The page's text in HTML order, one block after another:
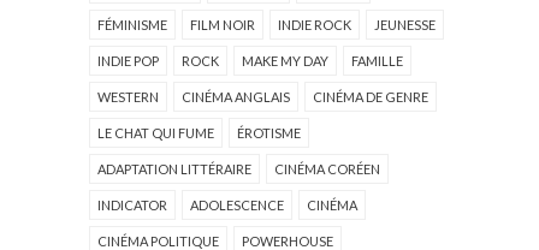
FÉMINISME FILM NOIR INDIE ROCK JEUNESSE
INDIE POP ROCK MAKE MY DAY FAMILLE
WESTERN CINÉMA ANGLAIS CINÉMA DE GENRE
LE CHAT QUI FUME ÉROTISME
ADAPTATION LITTÉRAIRE CINÉMA CORÉEN
INDICATOR ADOLESCENCE CINÉMA
CINÉMA POLITIQUE POWERHOUSE